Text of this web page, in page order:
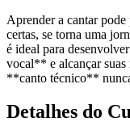
Aprender a cantar pode
certas, se torna uma
é ideal para
vocal** e alcançar suas
**canto técnico**
Detalhes do